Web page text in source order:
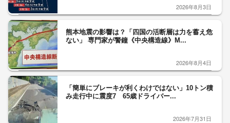
2026年8月3日
熊本地震の影響は？「四国の活断層は力を蓄え危
ない」 専門家が警鐘《中央構造線》M...
2026年8月4日
「簡単にブレーキが利くわけではない」10トン積
み走行中に震度7 65歳ドライバー...
2026年7月31日